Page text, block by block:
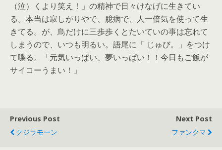
（泣）くより笑え！」の精神で日々けなげに生きてい
る。本当は寂しがりやで、臆病で、人一倍気を使って生
きてる。が、鳥だけに三歩歩くとたいていの事は忘れて
しまうので、いつも明るい。語尾に「 じゅび。」をつけ
て喋る。「元気いっぱい、夢いっぱい！！今日もご飯が
サイコーうまい！」
Previous Post
クジラモーン
Next Post
ファンクマ